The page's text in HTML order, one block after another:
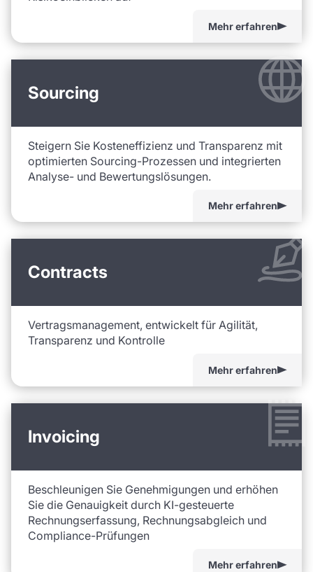
Mehr erfahren
Sourcing
Steigern Sie Kosteneffizienz und Transparenz mit
optimierten Sourcing-Prozessen und integrierten
Analyse- und Bewertungslösungen.
Mehr erfahren
Contracts
Vertragsmanagement, entwickelt für Agilität,
Transparenz und Kontrolle
Mehr erfahren
Invoicing
Beschleunigen Sie Genehmigungen und erhöhen
Sie die Genauigkeit durch KI-gesteuerte
Rechnungserfassung, Rechnungsabgleich und
Compliance-Prüfungen
Mehr erfahren